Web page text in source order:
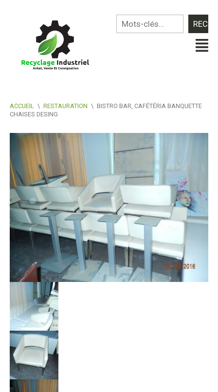
ACCUEIL \ RESTAURATION \ BISTRO BAR, CAFÉTÉRIA BANQUETTE
CHAISES DESING